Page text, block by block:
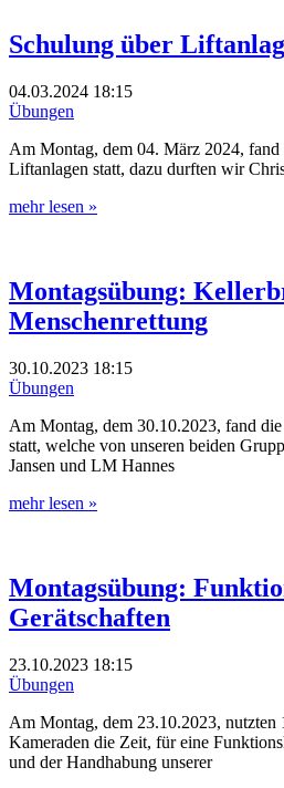
Schulung über
04.03.2024 18:15
Übungen
Am Montag, dem 04. März 2024, fand
Liftanlagen statt, dazu durften wir
mehr lesen »
Montagsübung:
Menschenrettung
30.10.2023 18:15
Übungen
Am Montag, dem 30.10.2023, fand
statt, welche von unseren beiden
Jansen und LM Hannes
mehr lesen »
Montagsübung:
Gerätschaften
23.10.2023 18:15
Übungen
Am Montag, dem 23.10.2023, nutzten
Kameraden die Zeit, für eine
und der Handhabung unserer